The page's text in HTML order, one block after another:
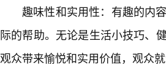
趣味性和实用性：有趣的内
际的帮助。无论是生活小技巧、
观众带来愉悦和实用价值，观众